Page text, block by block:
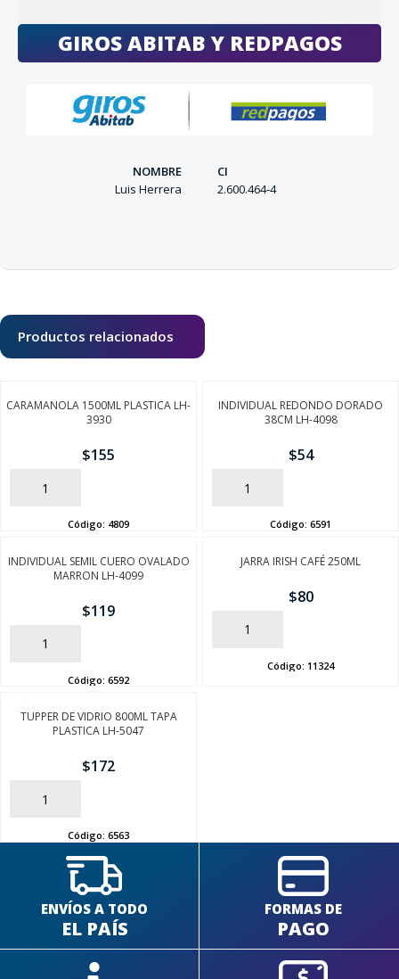
GIROS ABITAB Y REDPAGOS
NOMBRE
Luis Herrera
CI
2.600.464-4
Productos relacionados
CARAMANOLA 1500ML PLASTICA LH-
3930
$155
AÑADIR
Código: 4809
INDIVIDUAL REDONDO DORADO
38CM LH-4098
$54
AÑADIR
Código: 6591
INDIVIDUAL SEMIL CUERO OVALADO
MARRON LH-4099
$119
AÑADIR
Código: 6592
JARRA IRISH CAFÉ 250ML
$80
AÑADIR
Código: 11324
TUPPER DE VIDRIO 800ML TAPA
PLASTICA LH-5047
$172
AÑADIR
Código: 6563
ENVÍOS A TODO
EL PAÍS
FORMAS DE
PAGO